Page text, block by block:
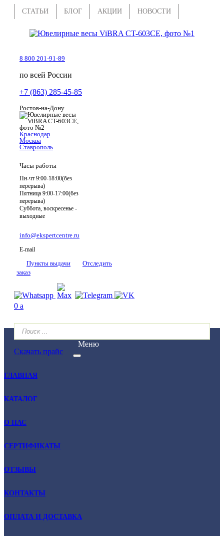
СТАТЬИ БЛОГ АКЦИИ НОВОСТИ
8 800 201-91-89
по всей России
+7 (863) 285-45-85
Ростов-на-Дону
Краснодар
Москва
Ставрополь
Часы работы
Пн-чт 9:00-18:00(без
перерыва)
Пятница 9:00-17:00(без
перерыва)
Суббота, воскресенье -
выходные
info@ekspertcentre.ru
E-mail
Пункты выдачи
Отследить
заказ
0 a
Скачать прайс
Меню
ГЛАВНАЯ
КАТАЛОГ
О НАС
СЕРТИФИКАТЫ
ОТЗЫВЫ
КОНТАКТЫ
ОПЛАТА И ДОСТАВКА